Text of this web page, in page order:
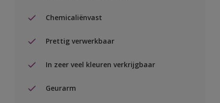
Chemicaliënvast
Prettig verwerkbaar
In zeer veel kleuren verkrijgbaar
Geurarm